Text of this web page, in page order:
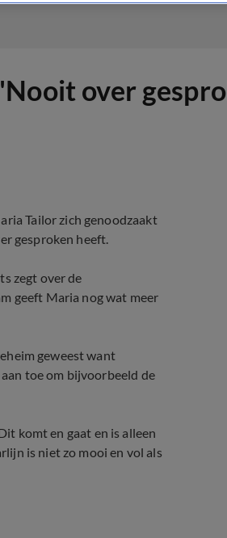
over
Tailor zich genoodzaakt
gesproken heeft.
zegt over de
geeft Maria nog wat meer
geweest want
toe om bijvoorbeeld de
komt en gaat en is alleen
is niet zo mooi en vol als